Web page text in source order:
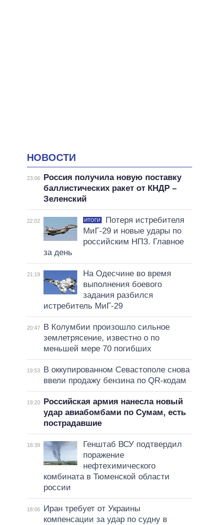
НОВОСТИ
23:06
Россия получила новую поставку
баллистических ракет от КНДР –
Зеленский
22:02 ИТОГИ
Потеря истребителя
МиГ-29 и новые удары по
российским НПЗ. Главное
за день
21:19
На Одесчине во время
выполнения боевого
задания разбился
истребитель МиГ-29
20:47
В Колумбии произошло сильное
землетрясение, известно о по
меньшей мере 70 погибших
19:53
В оккупированном Севастополе снова
ввели продажу бензина по QR-кодам
19:20
Российская армия нанесла новый
удар авиабомбами по Сумам, есть
пострадавшие
18:39
Генштаб ВСУ подтвердил
поражение
нефтехимического
комбината в Тюменской области
россии
18:06
Иран требует от Украины
компенсации за удар по судну в